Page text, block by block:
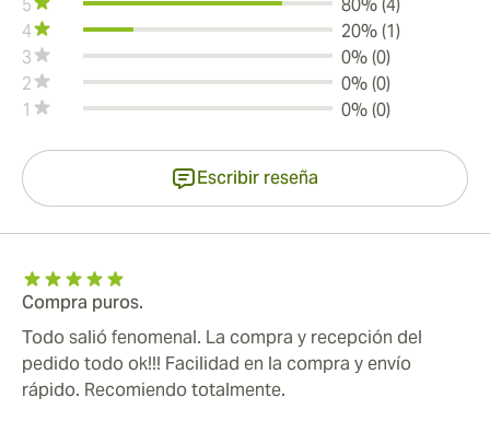
5
80% (4)
4
20% (1)
3
0% (0)
2
0% (0)
1
0% (0)
Escribir reseña
Compra puros.
Todo salió fenomenal. La compra y recepción del
pedido todo ok!!! Facilidad en la compra y envío
rápido. Recomiendo totalmente.